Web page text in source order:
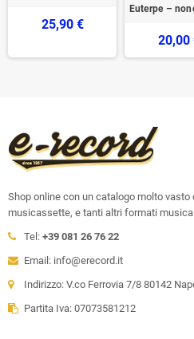
25,90 €
Euterpe –
20,00
Shop online con un catalogo molto
musicassette, e tanti altri formati
Tel: +39 081 26 76 22
Email: info@erecord.it
Indirizzo: V.co Ferrovia 7/8 80142
Partita Iva: 07073581212